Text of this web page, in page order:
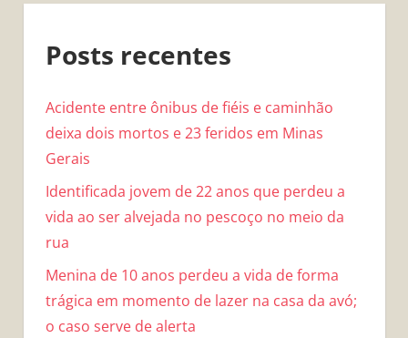
Posts recentes
Acidente entre ônibus de fiéis e caminhão
deixa dois mortos e 23 feridos em Minas
Gerais
Identificada jovem de 22 anos que perdeu a
vida ao ser alvejada no pescoço no meio da
rua
Menina de 10 anos perdeu a vida de forma
trágica em momento de lazer na casa da avó;
o caso serve de alerta